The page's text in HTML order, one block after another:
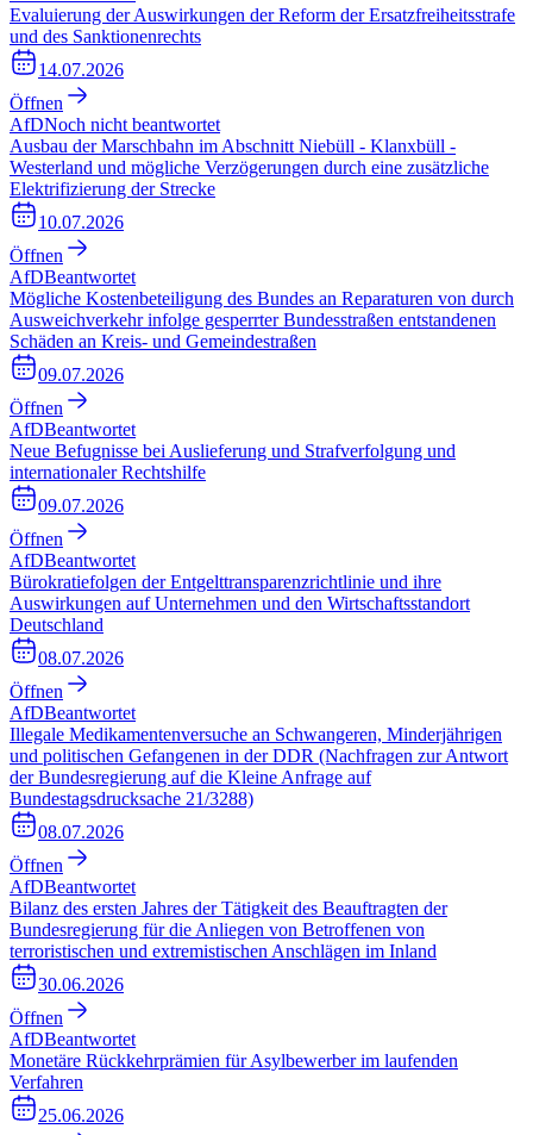
Evaluierung der Auswirkungen der Reform der Ersatzfreiheitsstrafe
und des Sanktionenrechts
14.07.2026
Öffnen
AfDNoch nicht beantwortet
Ausbau der Marschbahn im Abschnitt Niebüll - Klanxbüll -
Westerland und mögliche Verzögerungen durch eine zusätzliche
Elektrifizierung der Strecke
10.07.2026
Öffnen
AfDBeantwortet
Mögliche Kostenbeteiligung des Bundes an Reparaturen von durch
Ausweichverkehr infolge gesperrter Bundesstraßen entstandenen
Schäden an Kreis- und Gemeindestraßen
09.07.2026
Öffnen
AfDBeantwortet
Neue Befugnisse bei Auslieferung und Strafverfolgung und
internationaler Rechtshilfe
09.07.2026
Öffnen
AfDBeantwortet
Bürokratiefolgen der Entgelttransparenzrichtlinie und ihre
Auswirkungen auf Unternehmen und den Wirtschaftsstandort
Deutschland
08.07.2026
Öffnen
AfDBeantwortet
Illegale Medikamentenversuche an Schwangeren, Minderjährigen
und politischen Gefangenen in der DDR (Nachfragen zur Antwort
der Bundesregierung auf die Kleine Anfrage auf
Bundestagsdrucksache 21/3288)
08.07.2026
Öffnen
AfDBeantwortet
Bilanz des ersten Jahres der Tätigkeit des Beauftragten der
Bundesregierung für die Anliegen von Betroffenen von
terroristischen und extremistischen Anschlägen im Inland
30.06.2026
Öffnen
AfDBeantwortet
Monetäre Rückkehrprämien für Asylbewerber im laufenden
Verfahren
25.06.2026